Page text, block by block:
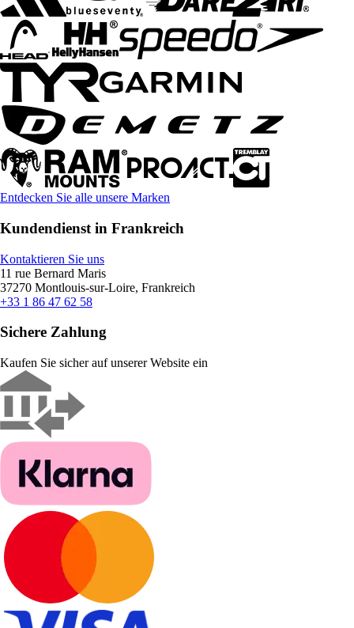
Entdecken Sie alle unsere Marken
Kundendienst in Frankreich
Kontaktieren Sie uns
11 rue Bernard Maris
37270 Montlouis-sur-Loire, Frankreich
+33 1 86 47 62 58
Sichere Zahlung
Kaufen Sie sicher auf unserer Website ein